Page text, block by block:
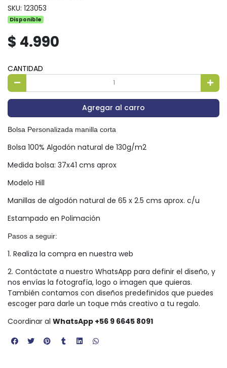
SKU: 123053
Disponible
$ 4.990
CANTIDAD
Agregar al carro
Bolsa Personalizada manilla corta
Bolsa 100% Algodón natural de 130g/m2
Medida bolsa: 37x41 cms aprox
Modelo Hill
Manillas de algodón natural de 65 x 2.5 cms aprox. c/u
Estampado en Polimación
Pasos a seguir:
1. Realiza la compra en nuestra web
2. Contáctate a nuestro WhatsApp para definir el diseño, y
nos envías la fotografía, logo o imagen que quieras.
También contamos con diseños predefinidos que puedes
escoger para darle un toque más creativo a tu regalo.
Coordinar al WhatsApp +56 9 6645 8091